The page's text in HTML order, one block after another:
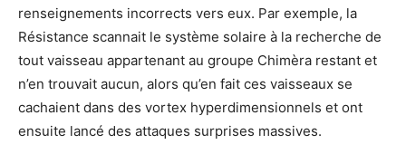
renseignements incorrects vers eux. Par exemple, la
Résistance scannait le système solaire à la recherche de
tout vaisseau appartenant au groupe Chimèra restant et
n’en trouvait aucun, alors qu’en fait ces vaisseaux se
cachaient dans des vortex hyperdimensionnels et ont
ensuite lancé des attaques surprises massives.